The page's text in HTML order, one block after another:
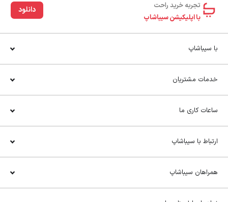
تجربه خرید راحت‌
با اپلیکیشن سیباشاپ
دانلود
با سیباشاپ
خدمات مشتریان
ساعات کاری ما
ارتباط با سیباشاپ
همراهان سیباشاپ